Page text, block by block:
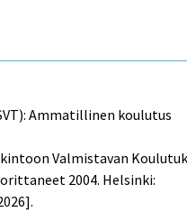
Ammatillinen koulutus
Valmistavan
2004. Helsinki: